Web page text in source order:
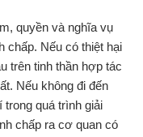
quyền và nghĩa vụ
chấp. Nếu có thiệt hại
trên tinh thần hợp tác
Nếu không đi đến
quá trình giải
chấp ra cơ quan có